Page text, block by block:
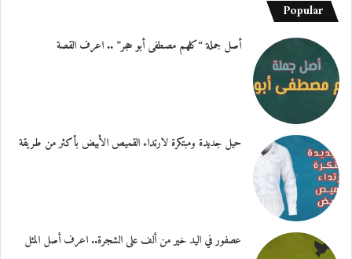
Popular
أصل جملة “كلهم مصطفى أبو حجر” .. اعرف القصة
حيل جديدة ومبتكرة لارتداء القميص الأبيض بأكثر من طريقة
عصفور في اليد خير من ألف على الشجرة.. اعرف أصل المثل